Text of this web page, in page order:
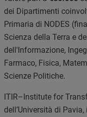
dei Dipartimenti
Primaria di NODES
Scienza della Terra e
dell'Informazione,
Farmaco, Fisica,
Scienze Politiche.
ITIR–Institute for
dell’Università di